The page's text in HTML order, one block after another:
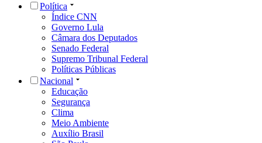
Política
Índice CNN
Governo Lula
Câmara dos Deputados
Senado Federal
Supremo Tribunal Federal
Políticas Públicas
Nacional
Educação
Segurança
Clima
Meio Ambiente
Auxílio Brasil